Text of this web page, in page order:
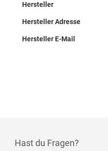
Hersteller
Hersteller Adresse
Hersteller E-Mail
Hast du Fragen?